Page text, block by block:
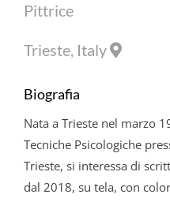
Pittrice
Trieste, Italy
Biografia
Nata a Trieste nel marzo
Tecniche Psicologiche
Trieste, si interessa di
dal 2018, su tela, con